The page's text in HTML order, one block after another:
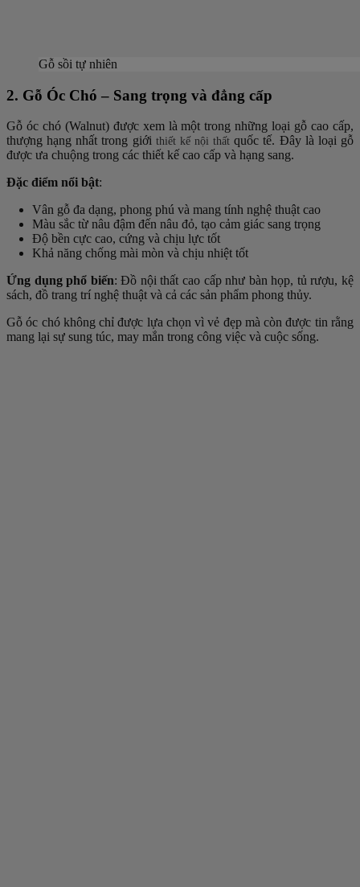
Gỗ sồi tự nhiên
2. Gỗ Óc Chó – Sang trọng và đẳng cấp
Gỗ óc chó (Walnut) được xem là một trong những loại gỗ cao cấp,
thượng hạng nhất trong giới thiết kế nội thất quốc tế. Đây là loại gỗ
được ưa chuộng trong các thiết kế cao cấp và hạng sang.
Đặc điểm nổi bật:
Vân gỗ đa dạng, phong phú và mang tính nghệ thuật cao
Màu sắc từ nâu đậm đến nâu đỏ, tạo cảm giác sang trọng
Độ bền cực cao, cứng và chịu lực tốt
Khả năng chống mài mòn và chịu nhiệt tốt
Ứng dụng phổ biến: Đồ nội thất cao cấp như bàn họp, tủ rượu, kệ
sách, đồ trang trí nghệ thuật và cả các sản phẩm phong thủy.
Gỗ óc chó không chỉ được lựa chọn vì vẻ đẹp mà còn được tin rằng
mang lại sự sung túc, may mắn trong công việc và cuộc sống.